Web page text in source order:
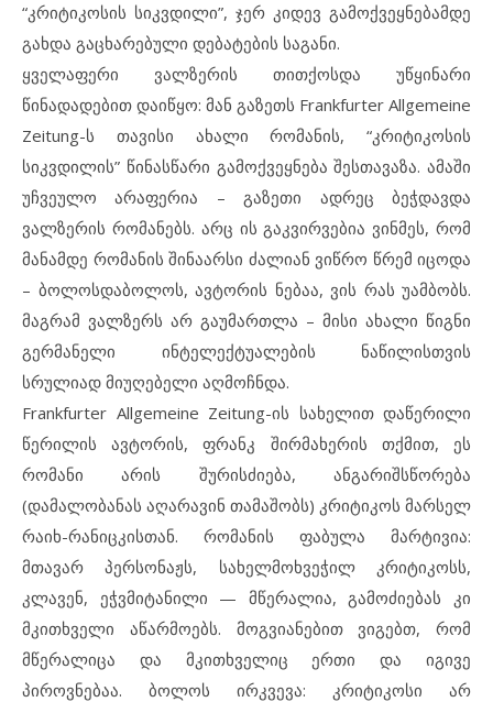
“კრიტიკოსის სიკვდილი”, ჯერ კიდევ გამოქვეყნებამდე
გახდა გაცხარებული დებატების საგანი.
ყველაფერი ვალზერის თითქოსდა უწყინარი
წინადადებით დაიწყო: მან გაზეთს Frankfurter Allgemeine
Zeitung-ს თავისი ახალი რომანის, “კრიტიკოსის
სიკვდილის” წინასწარი გამოქვეყნება შესთავაზა. ამაში
უჩვეულო არაფერია – გაზეთი ადრეც ბეჭდავდა
ვალზერის რომანებს. არც ის გაკვირვებია ვინმეს, რომ
მანამდე რომანის შინაარსი ძალიან ვიწრო წრემ იცოდა
– ბოლოსდაბოლოს, ავტორის ნებაა, ვის რას უამბობს.
მაგრამ ვალზერს არ გაუმართლა – მისი ახალი წიგნი
გერმანელი ინტელექტუალების ნაწილისთვის
სრულიად მიუღებელი აღმოჩნდა.
Frankfurter Allgemeine Zeitung-ის სახელით დაწერილი
წერილის ავტორის, ფრანკ შირმახერის თქმით, ეს
რომანი არის შურისძიება, ანგარიშსწორება
(დამალობანას აღარავინ თამაშობს) კრიტიკოს მარსელ
რაიხ-რანიცკისთან. რომანის ფაბულა მარტივია:
მთავარ პერსონაჟს, სახელმოხვეჭილ კრიტიკოსს,
კლავენ, ეჭვმიტანილი — მწერალია, გამოძიებას კი
მკითხველი აწარმოებს. მოგვიანებით ვიგებთ, რომ
მწერალიცა და მკითხველიც ერთი და იგივე
პიროვნებაა. ბოლოს ირკვევა: კრიტიკოსი არ